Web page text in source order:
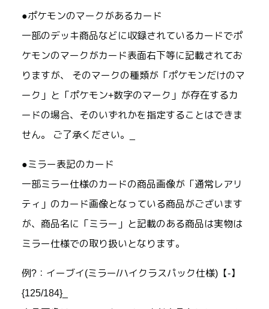
●ポケモンのマークがあるカード
一部のデッキ商品などに収録されているカードでポ
ケモンのマークがカード表面右下等に記載されてお
りますが、 そのマークの種類が「ポケモンだけのマ
ーク」と「ポケモン+数字のマーク」が存在するカ
ードの場合、そのいずれかを指定することはできま
せん。 ご了承ください。_
●ミラー表記のカード
一部ミラー仕様のカードの商品画像が「通常レアリ
ティ」のカード画像となっている商品がございます
が、商品名に「ミラー」と記載のある商品は実物は
ミラー仕様での取り扱いとなります。
例?：イーブイ(ミラー/ハイクラスパック仕様)【-】
{125/184}_